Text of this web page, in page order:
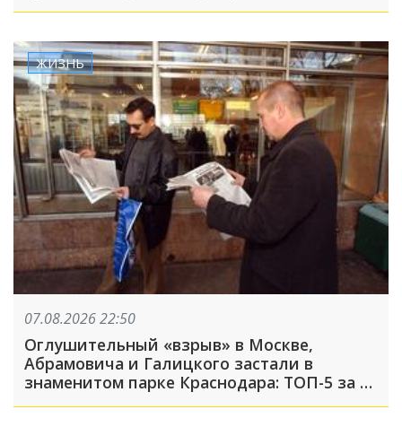
ЖИЗНЬ
07.08.2026 22:50
Оглушительный «взрыв» в Москве,
Абрамовича и Галицкого застали в
знаменитом парке Краснодара: ТОП-5 за 7